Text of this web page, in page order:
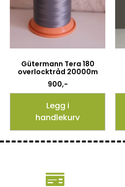
Gütermann Tera 180
overlocktråd 20000m
900,-
Legg i
handlekurv